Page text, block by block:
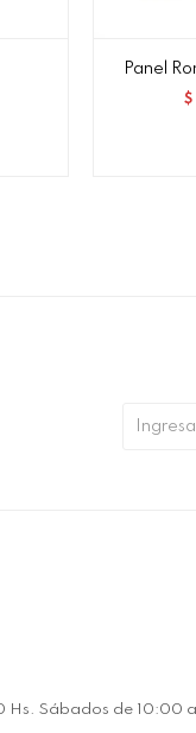
Panel
$
Hs. Sábados de 10:00 a